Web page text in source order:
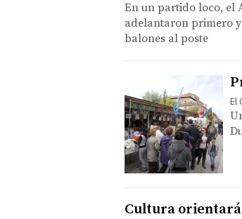
En un partido loco, el
adelantaron primero
balones al poste
El
Cultura orientará